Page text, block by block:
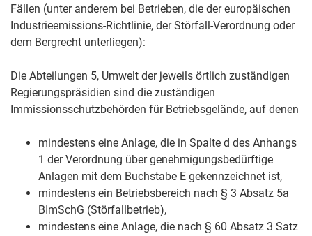
Fällen (unter anderem bei Betrieben, die der europäischen
Industrieemissions-Richtlinie, der Störfall-Verordnung oder
dem Bergrecht unterliegen):
Die Abteilungen 5, Umwelt der jeweils örtlich zuständigen
Regierungspräsidien sind die zuständigen
Immissionsschutzbehörden für Betriebsgelände, auf denen
mindestens eine Anlage, die in Spalte d des Anhangs
1 der Verordnung über genehmigungsbedürftige
Anlagen mit dem Buchstabe E gekennzeichnet ist,
mindestens ein Betriebsbereich nach § 3 Absatz 5a
BImSchG (Störfallbetrieb),
mindestens eine Anlage, die nach § 60 Absatz 3 Satz